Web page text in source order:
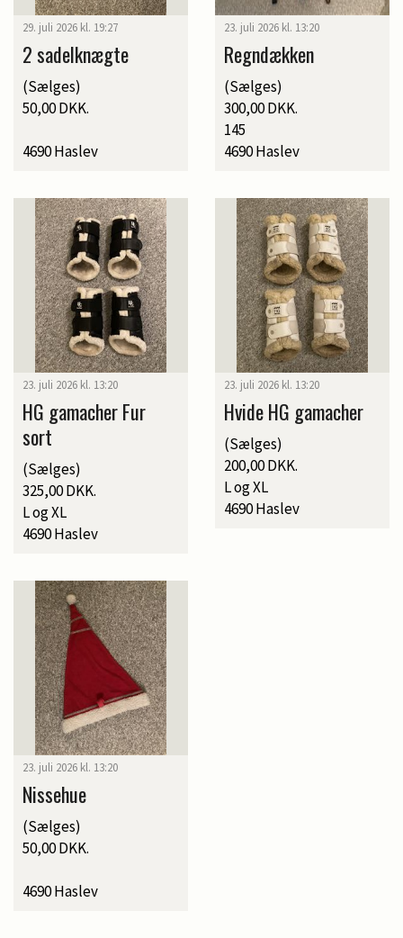
29. juli 2026 kl. 19:27
2 sadelknægte
(Sælges)
50,00 DKK.
4690 Haslev
23. juli 2026 kl. 13:20
Regndækken
(Sælges)
300,00 DKK.
145
4690 Haslev
23. juli 2026 kl. 13:20
HG gamacher Fur
sort
(Sælges)
325,00 DKK.
L og XL
4690 Haslev
23. juli 2026 kl. 13:20
Hvide HG gamacher
(Sælges)
200,00 DKK.
L og XL
4690 Haslev
23. juli 2026 kl. 13:20
Nissehue
(Sælges)
50,00 DKK.
4690 Haslev